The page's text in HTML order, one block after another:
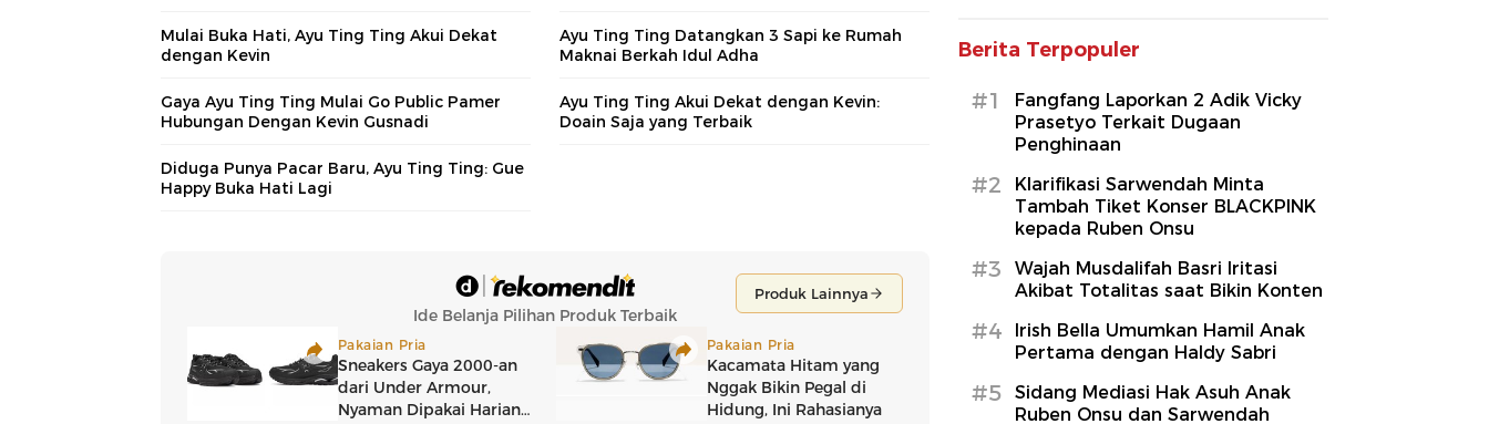
Mulai Buka Hati, Ayu Ting Ting Akui Dekat
dengan Kevin
Ayu Ting Ting Datangkan 3 Sapi ke Rumah
Maknai Berkah Idul Adha
Gaya Ayu Ting Ting Mulai Go Public Pamer
Hubungan Dengan Kevin Gusnadi
Ayu Ting Ting Akui Dekat dengan Kevin:
Doain Saja yang Terbaik
Diduga Punya Pacar Baru, Ayu Ting Ting: Gue
Happy Buka Hati Lagi
Berita Terpopuler
#1
Fangfang Laporkan 2 Adik Vicky
Prasetyo Terkait Dugaan
Penghinaan
#2
Klarifikasi Sarwendah Minta
Tambah Tiket Konser BLACKPINK
kepada Ruben Onsu
#3
Wajah Musdalifah Basri Iritasi
Akibat Totalitas saat Bikin Konten
#4
Irish Bella Umumkan Hamil Anak
Pertama dengan Haldy Sabri
#5
Sidang Mediasi Hak Asuh Anak
Ruben Onsu dan Sarwendah